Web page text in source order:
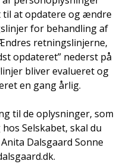
at opdatere og ændre
for behandling af
retningslinjerne,
opdateret” nederst på
bliver evalueret og
en gang årlig.
til de oplysninger, som
Selskabet, skal du
Dalsgaard Sonne